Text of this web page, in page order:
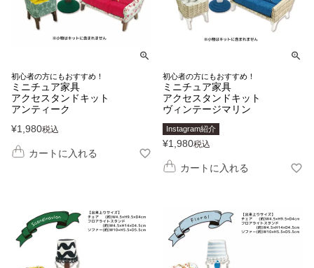
初心者の方にもおすすめ！
ミニチュア家具
アクセスタンドキット
アンティーク
¥1,980税込
カートに入れる
初心者の方にもおすすめ！
ミニチュア家具
アクセスタンドキット
ヴィンテージマリン
Instagram紹介
¥1,980税込
カートに入れる